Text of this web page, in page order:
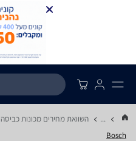
... השוואת מחירים מכונות כביסה
Bosch